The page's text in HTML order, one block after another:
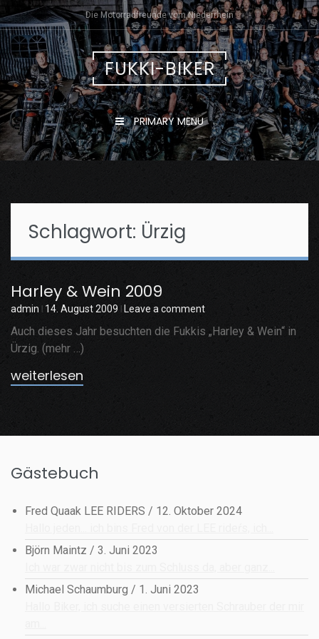
to
content
Die Motorradfreunde vom Niederrhein
FUKKI-BIKER
PRIMARY MENU
Schlagwort: Ürzig
Harley & Wein 2009
admin 14. August 2009 Leave a comment
Auch dieses Jahr besuchten die Fukkis „Harley & Wein“ in
Ürzig. (mehr …)
weiterlesen
Gästebuch
Fred Quaak LEE RIDERS / 12. Oktober 2024
Björn Maintz / 3. Juni 2023
Michael Schaumburg / 1. Juni 2023